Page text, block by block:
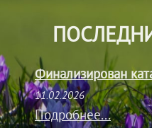
Финализирован
11.02.2026
Подробнее...